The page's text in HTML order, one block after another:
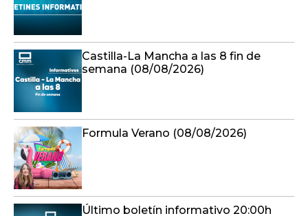
Castilla-La Mancha a las 8 fin de
semana (08/08/2026)
Formula Verano (08/08/2026)
Último boletín informativo 20:00h